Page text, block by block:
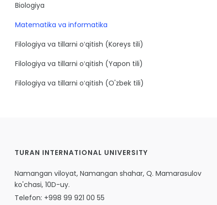
Biologiya
Matematika va informatika
Filologiya va tillarni oʻqitish (Koreys tili)
Filologiya va tillarni oʻqitish (Yapon tili)
Filologiya va tillarni oʻqitish (O'zbek tili)
TURAN INTERNATIONAL UNIVERSITY
Namangan viloyat, Namangan shahar, Q. Mamarasulov
ko'chasi, 10D-uy.
Telefon: +998 99 921 00 55